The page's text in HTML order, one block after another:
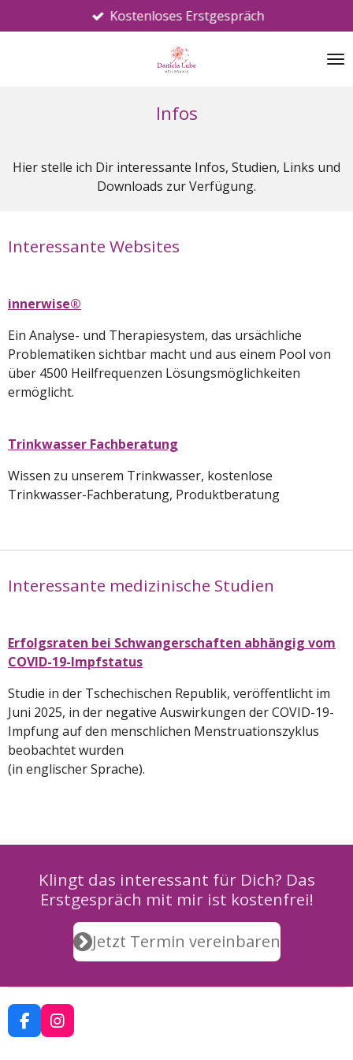
Hauptinhalt
Kostenloses Erstgespräch
Infos
Hier stelle ich Dir interessante Infos, Studien, Links und
Downloads zur Verfügung.
Interessante Websites
innerwise®
Ein Analyse- und Therapiesystem, das ursächliche
Problematiken sichtbar macht und aus einem Pool von
über 4500 Heilfrequenzen Lösungsmöglichkeiten
ermöglicht.
Trinkwasser Fachberatung
Wissen zu unserem Trinkwasser, kostenlose
Trinkwasser-Fachberatung, Produktberatung
Interessante medizinische Studien
Erfolgsraten bei Schwangerschaften abhängig vom
COVID-19-Impfstatus
Studie in der Tschechischen Republik, veröffentlicht im
Juni 2025, in der negative Auswirkungen der COVID-19-
Impfung auf den menschlichen Menstruationszyklus
beobachtet wurden
(in englischer Sprache).
Klingt das interessant für Dich? Das
Erstgespräch mit mir ist kostenfrei!
Jetzt Termin vereinbaren
F
a
I
n